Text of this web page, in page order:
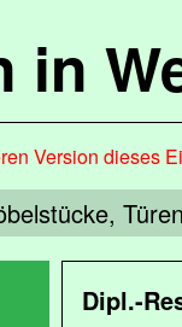
in
Version dieses
Dipl.-